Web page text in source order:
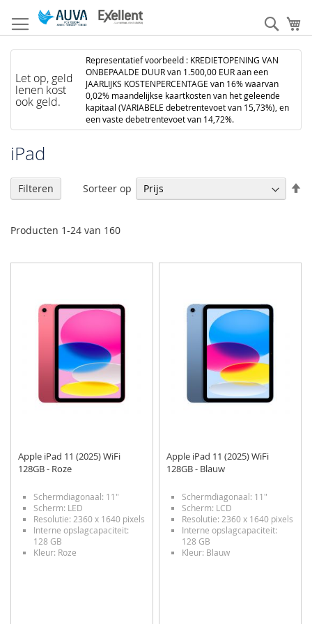
naar
de
inhoud
Let op, geld
lenen kost
ook geld.
Representatief voorbeeld : KREDIETOPENING VAN
ONBEPAALDE DUUR van 1.500,00 EUR aan een
JAARLIJKS KOSTENPERCENTAGE van 16% waarvan
0,02% maandelijkse kaartkosten van het geleende
kapitaal (VARIABELE debetrentevoet van 15,73%), en
een vaste debetrentevoet van 14,72%.
iPad
Producten 1-24 van 160
Sorteer op
Apple iPad 11 (2025) WiFi
128GB - Roze
Schermdiagonaal: 11"
Scherm: LED
Resolutie: 2360 x 1640 pixels
Interne opslagcapaciteit:
128 GB
Kleur: Roze
Apple iPad 11 (2025) WiFi
128GB - Blauw
Schermdiagonaal: 11"
Scherm: LCD
Resolutie: 2360 x 1640 pixels
Interne opslagcapaciteit:
128 GB
Kleur: Blauw
Filteren